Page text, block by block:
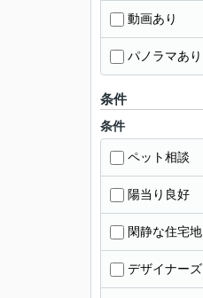
動画あり
パノラマあり
条件
条件
ペット相談
陽当り良好
閑静な住宅地
デザイナーズ